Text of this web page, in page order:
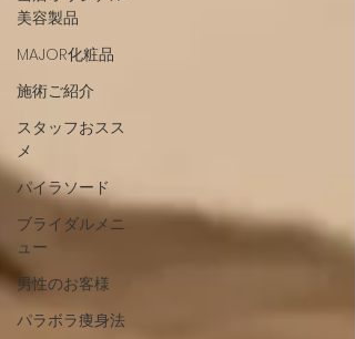
美容製品
MAJOR化粧品
施術ご紹介
スタッフおスス
メ
パイラソード
ブライダルメニ
ュー
男性のお客様
パラボラ痩身法